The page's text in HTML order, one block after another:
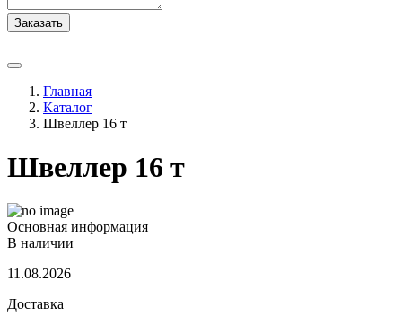
Заказать
Главная
Каталог
Швеллер 16 т
Швеллер 16 т
Основная информация
В наличии
11.08.2026
Доставка